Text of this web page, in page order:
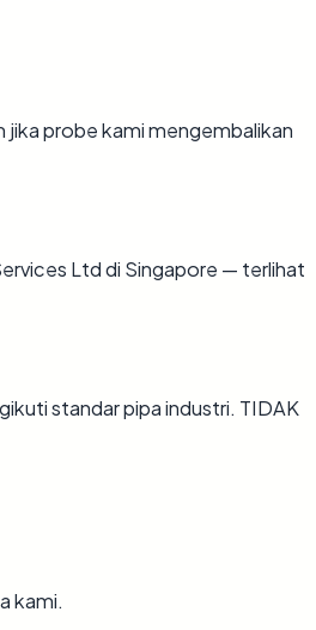
probe kami mengembalikan
Ltd di Singapore — terlihat
standar pipa industri. TIDAK
kami.